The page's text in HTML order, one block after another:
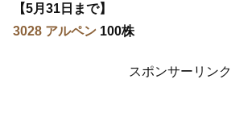
【5月31日まで】
3028 アルペン 100株
スポンサーリンク